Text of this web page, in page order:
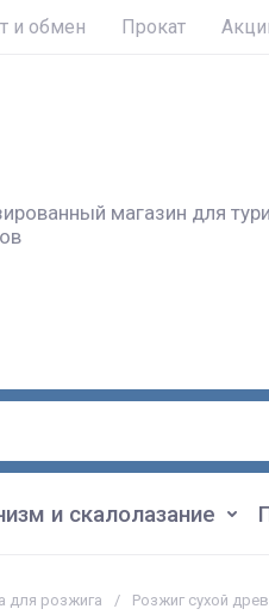
и обмен Прокат
магазин для
и скалолазание
для розжига / Розжиг сухой